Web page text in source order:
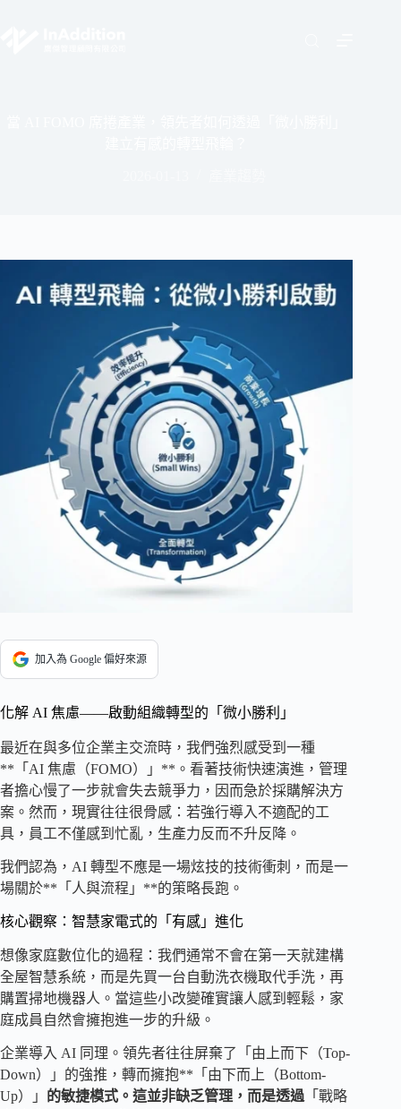
加入為 Google 偏好來源
化解 AI 焦慮——啟動組織轉型的「微小勝利」
最近在與多位企業主交流時，我們強烈感受到一種
**「AI 焦慮（FOMO）」**。看著技術快速演進，管理
者擔心慢了一步就會失去競爭力，因而急於採購解決方
案。然而，現實往往很骨感：若強行導入不適配的工
具，員工不僅感到忙亂，生產力反而不升反降。
我們認為，AI 轉型不應是一場炫技的技術衝刺，而是一
場關於**「人與流程」**的策略長跑。
核心觀察：智慧家電式的「有感」進化
想像家庭數位化的過程：我們通常不會在第一天就建構
全屋智慧系統，而是先買一台自動洗衣機取代手洗，再
購置掃地機器人。當這些小改變確實讓人感到輕鬆，家
庭成員自然會擁抱進一步的升級。
企業導入 AI 同理。領先者往往屏棄了「由上而下（Top-
Down）」的強推，轉而擁抱**「由下而上（Bottom-
Up）」 的敏捷模式。這並非缺乏管理，而是透過 「戰略